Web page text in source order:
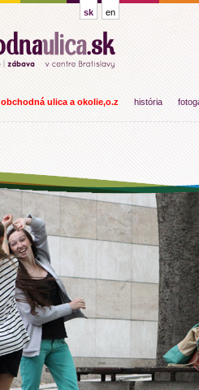
sk en
obchodná ulica a okolie,o.z história